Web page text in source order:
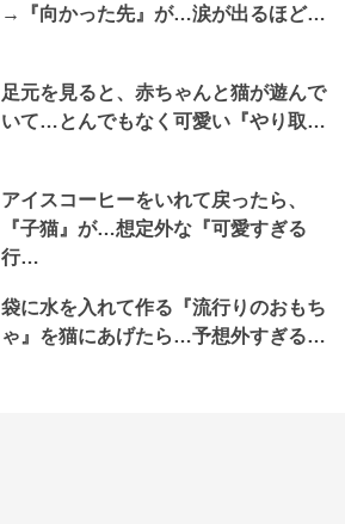
→『向かった先』が…涙が出るほど…
足元を見ると、赤ちゃんと猫が遊んで
いて…とんでもなく可愛い『やり取…
アイスコーヒーをいれて戻ったら、
『子猫』が…想定外な『可愛すぎる
行…
袋に水を入れて作る『流行りのおもち
ゃ』を猫にあげたら…予想外すぎる…